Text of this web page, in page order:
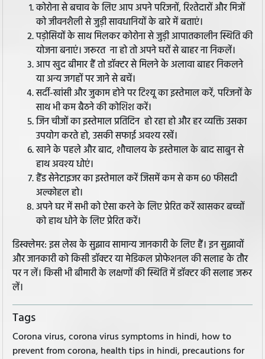
कोरोना से बचाव के लिए आप अपने परिजनों, रिश्तेदारों और मित्रों
को जीवनशैली से जुड़ी सावधानियों के बारे में बताएं।
पड़ोसियों के साथ मिलकर कोरोना से जुड़ी आपातकालीन स्थिति की
योजना बनाएं।जरूरत ना हो तो अपने घरों से बाहर ना निकलें।
आप खुद बीमार हैं तो डॉक्टर से मिलने के अलावा बाहर निकलने
या अन्य जगहों पर जाने से बचें।
सर्दी-खांसी और जुकाम होने पर टिश्यू का इस्तेमाल करें, परिजनों के
साथ भी कम बैठने की कोशिश करें।
जिन चीजों का इस्तेमाल प्रतिदिन हो रहा हो और हर व्यक्ति उसका
उपयोग करते हो, उसकी सफाई अवश्य रखें।
खाने के पहले और बाद, शौचालय के इस्तेमाल के बाद साबुन से
हाथ अवश्य धोएं।
हैंड सेनेटाइजर का इस्तेमाल करें जिसमें कम से कम 60 फीसदी
अल्कोहल हो।
अपने घर में सभी को ऐसा करने के लिए प्रेरित करें खासकर बच्चों
को हाथ धोने के लिए प्रेरित करें।
डिस्क्लेमर: इस लेख के सुझाव सामान्य जानकारी के लिए हैं। इन सुझावों
और जानकारी को किसी डॉक्टर या मेडिकल प्रोफेशनल की सलाह के तौर
पर न लें। किसी भी बीमारी के लक्षणों की स्थिति में डॉक्टर की सलाह जरूर
लें।
Tags
Corona virus, corona virus symptoms in hindi, how to
prevent from corona, health tips in hindi, precautions for